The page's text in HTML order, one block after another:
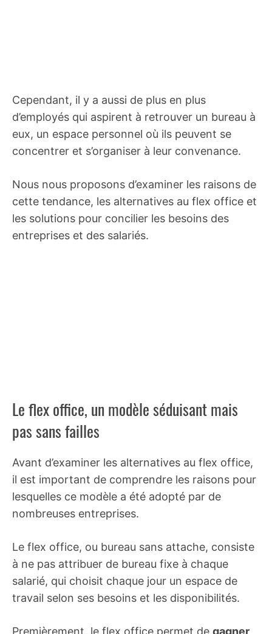
Cependant, il y a aussi de plus en plus
d’employés qui aspirent à retrouver un bureau à
eux, un espace personnel où ils peuvent se
concentrer et s’organiser à leur convenance.
Nous nous proposons d’examiner les raisons de
cette tendance, les alternatives au flex office et
les solutions pour concilier les besoins des
entreprises et des salariés.
Le flex office, un modèle séduisant mais
pas sans failles
Avant d’examiner les alternatives au flex office,
il est important de comprendre les raisons pour
lesquelles ce modèle a été adopté par de
nombreuses entreprises.
Le flex office, ou bureau sans attache, consiste
à ne pas attribuer de bureau fixe à chaque
salarié, qui choisit chaque jour un espace de
travail selon ses besoins et les disponibilités.
Premièrement, le flex office permet de gagner